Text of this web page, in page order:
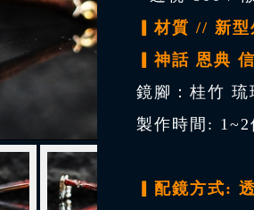
▎材質 // 新型
▎神話 恩典
鏡腳：桂竹 琉
製作時間: 1~2
▎配鏡方式: